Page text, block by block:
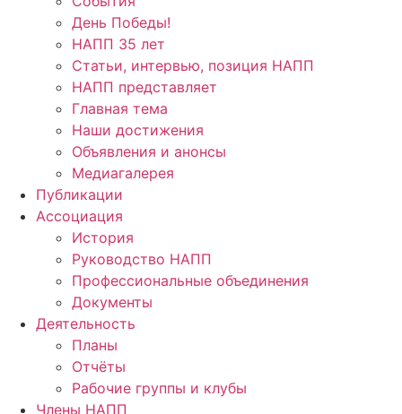
День Победы!
НАПП 35 лет
Статьи, интервью, позиция НАПП
НАПП представляет
Главная тема
Наши достижения
Объявления и анонсы
Медиагалерея
Публикации
Ассоциация
История
Руководство НАПП
Профессиональные объединения
Документы
Деятельность
Планы
Отчёты
Рабочие группы и клубы
Члены НАПП